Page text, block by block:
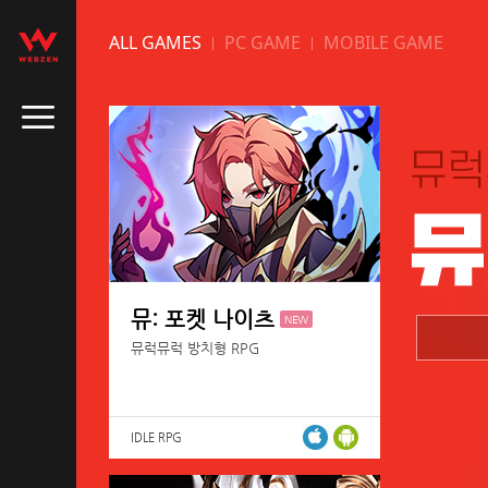
ALL GAMES PC GAME MOBILE GAME
뮤: 포켓 나이츠 NEW
뮤럭뮤럭 방치형 RPG
IDLE RPG